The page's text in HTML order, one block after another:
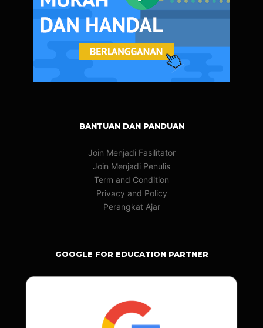
BANTUAN DAN PANDUAN
Join Menjadi Fasilitator
Join Menjadi Penulis
Term and Condition
Privacy and Policy
Perangkat Ajar
GOOGLE FOR EDUCATION PARTNER